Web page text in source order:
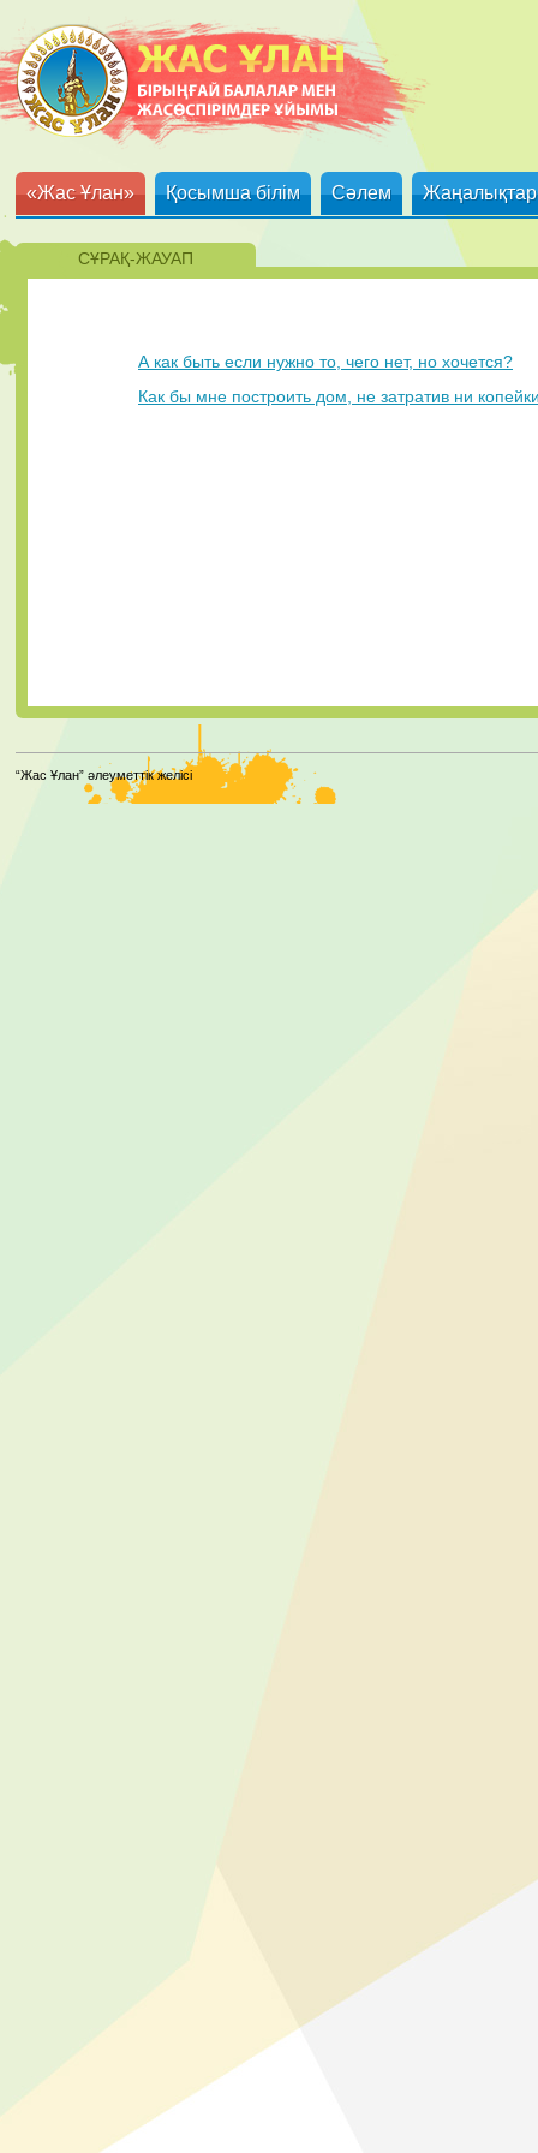
«Жас Ұлан» Қосымша білім Сәлем Жаңалықтар
СҰРАҚ-ЖАУАП
А как быть если нужно то, чего нет, но хочется?
Как бы мне построить дом, не затратив ни
“Жас Ұлан” әлеуметтік желісі